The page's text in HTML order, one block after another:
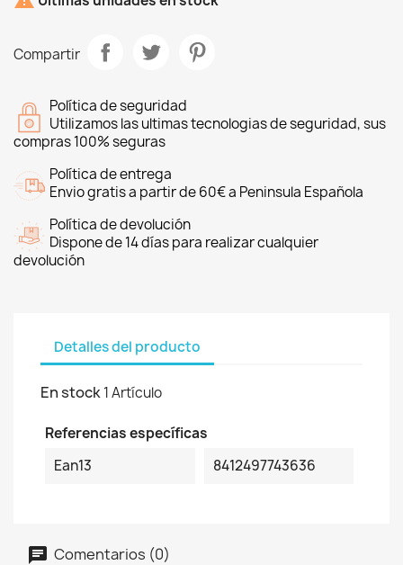
Compartir
Política de seguridad
Utilizamos las ultimas tecnologias de seguridad, sus
compras 100% seguras
Política de entrega
Envio gratis a partir de 60€ a Peninsula Española
Política de devolución
Dispone de 14 días para realizar cualquier
devolución
Detalles del producto
En stock1 Artículo
Referencias específicas
Ean13
8412497743636
Comentarios (0)